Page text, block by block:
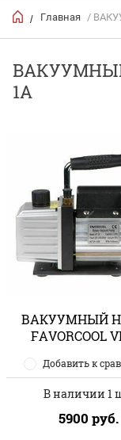
/ Главная /
ВАКУУМНЫЙ
1A
ВАКУУМНЫЙ
FAVORCOOL
Добавить к
В наличии 1
5900 руб.